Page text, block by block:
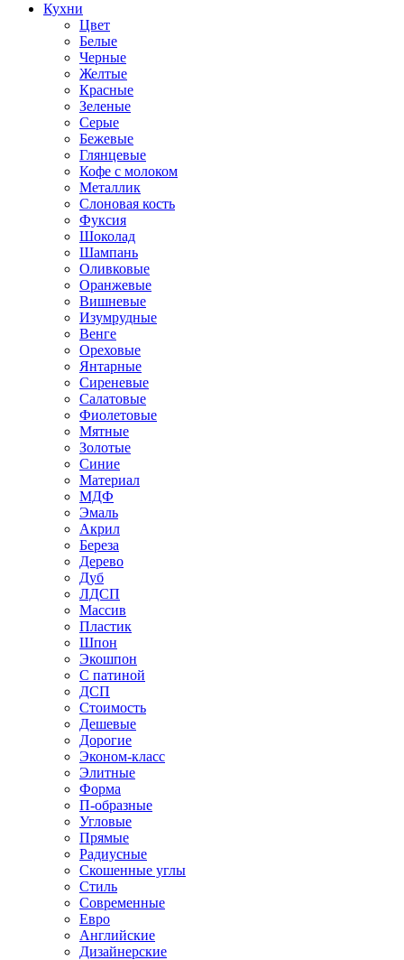
Кухни
Цвет
Белые
Черные
Желтые
Красные
Зеленые
Серые
Бежевые
Глянцевые
Кофе с молоком
Металлик
Слоновая кость
Фуксия
Шоколад
Шампань
Оливковые
Оранжевые
Вишневые
Изумрудные
Венге
Ореховые
Янтарные
Сиреневые
Салатовые
Фиолетовые
Мятные
Золотые
Синие
Материал
МДФ
Эмаль
Акрил
Береза
Дерево
Дуб
ЛДСП
Массив
Пластик
Шпон
Экошпон
С патиной
ДСП
Стоимость
Дешевые
Дорогие
Эконом-класс
Элитные
Форма
П-образные
Угловые
Прямые
Радиусные
Скошенные углы
Стиль
Современные
Евро
Английские
Дизайнерские